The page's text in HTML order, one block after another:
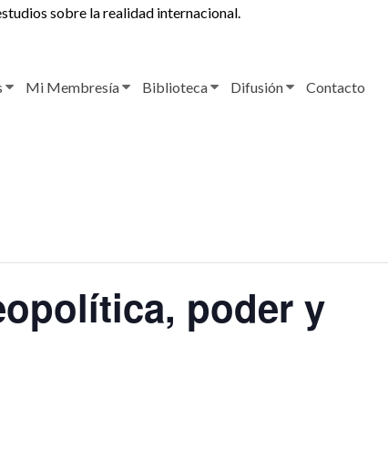
sobre la realidad internacional.
Mi Membresía Biblioteca Difusión Contacto
poder y